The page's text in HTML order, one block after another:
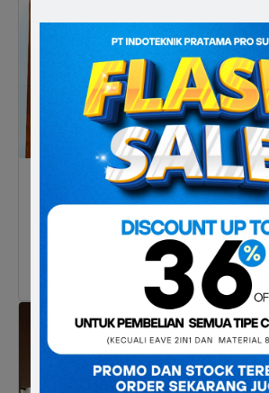
Lisplang &
Produk Lisplank dan Plafon sangat
untuk menghias interior ataupun
maupun bangunan Anda.